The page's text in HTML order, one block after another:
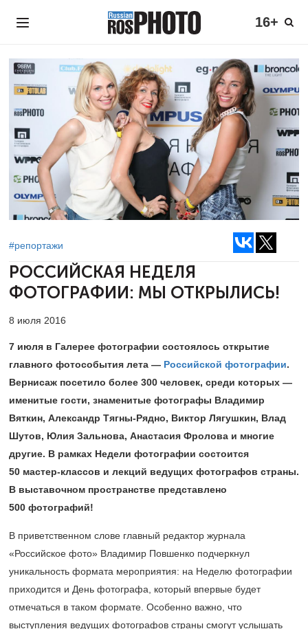
16+
#репортажи
РОССИЙСКАЯ НЕДЕЛЯ
ФОТОГРАФИИ: МЫ ОТКРЫЛИСЬ!
8 июля 2016
7 июля в Галерее фотографии состоялось открытие
главного фотособытия лета — Российской фотографии.
Вернисаж посетило более 300 человек, среди которых —
именитые гости, знаменитые фотографы Владимир
Вяткин, Александр Тягны-Рядно, Виктор Лягушкин, Влад
Шутов, Юлия Зальнова, Анастасия Фролова и многие
другие. В рамках Недели фотографии состоится
50 мастер-классов и лекций ведущих фотографов страны.
В выставочном пространстве представлено
500 фотографий!
В приветственном слове главный редактор журнала
«Российское фото» Владимир Повшенко подчеркнул
уникальность формата мероприятия: на Неделю фотографии
приходится и День фотографа, который впервые будет
отмечаться в таком формате. Особенно важно, что
выступления ведущих фотографов страны смогут услышать